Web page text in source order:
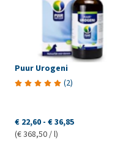
Puur Urogeni
(2)
€ 22,60 - € 36,85
(€ 368,50 / l)